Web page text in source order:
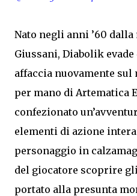
Nato negli anni ’60
Giussani, Diabolik
affaccia nuovamente sul
per mano di Artematica
confezionato
elementi di azione
personaggio in
del giocatore scoprire
portato alla presunta